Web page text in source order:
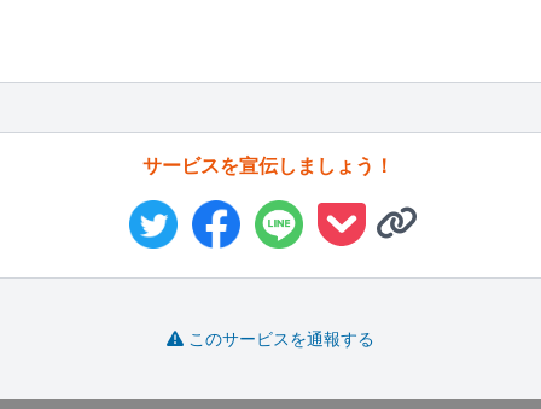
サービスを宣伝しましょう！
このサービスを通報する